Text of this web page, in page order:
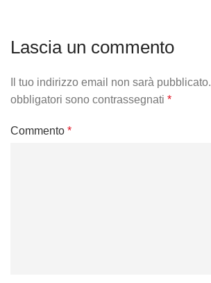
Lascia un commento
Il tuo indirizzo email non sarà pubblicato.
obbligatori sono contrassegnati *
Commento *